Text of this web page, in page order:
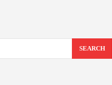
SEARCH